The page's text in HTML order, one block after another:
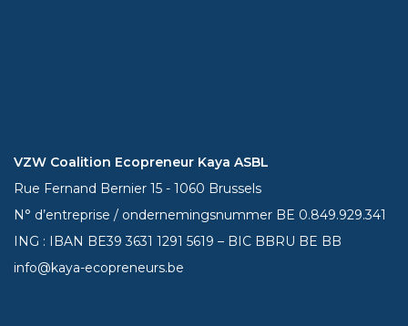
VZW Coalition Ecopreneur Kaya ASBL
Rue Fernand Bernier 15 - 1060 Brussels
N° d’entreprise / ondernemingsnummer BE 0.849.929.341
ING : IBAN BE393631 1291 5619 – BIC BBRU BE BB
info@kaya-ecopreneurs.be